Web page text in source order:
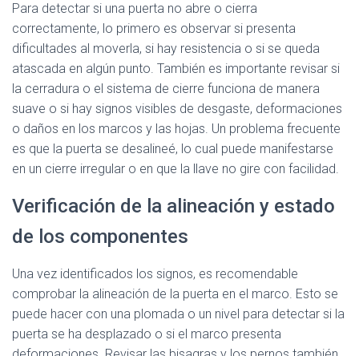
Para detectar si una puerta no abre o cierra
correctamente, lo primero es observar si presenta
dificultades al moverla, si hay resistencia o si se queda
atascada en algún punto. También es importante revisar si
la cerradura o el sistema de cierre funciona de manera
suave o si hay signos visibles de desgaste, deformaciones
o daños en los marcos y las hojas. Un problema frecuente
es que la puerta se desalineé, lo cual puede manifestarse
en un cierre irregular o en que la llave no gire con facilidad.
Verificación de la alineación y estado
de los componentes
Una vez identificados los signos, es recomendable
comprobar la alineación de la puerta en el marco. Esto se
puede hacer con una plomada o un nivel para detectar si la
puerta se ha desplazado o si el marco presenta